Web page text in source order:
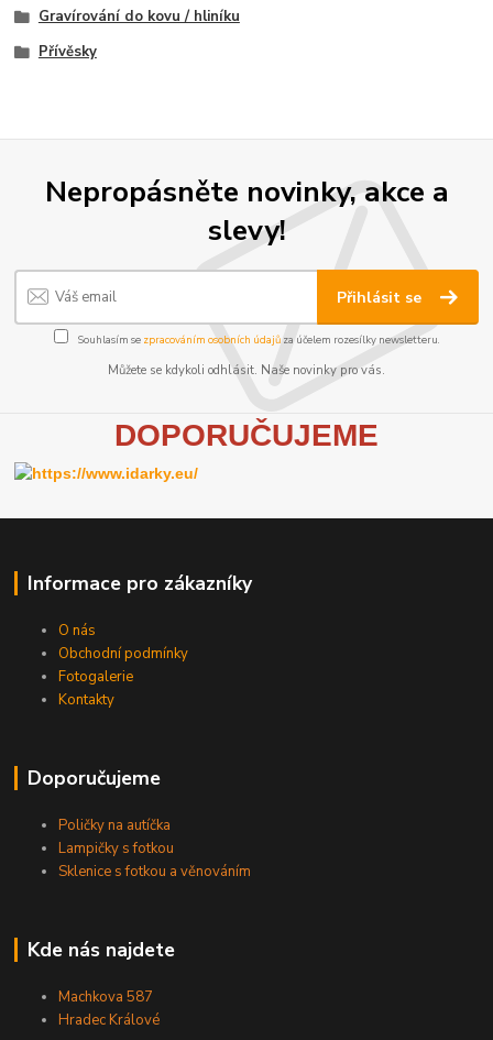
Gravírování do kovu / hliníku
Přívěsky
Nepropásněte novinky, akce a
slevy!
Přihlásit se
Souhlasím se zpracováním osobních údajůza účelem rozesílky newsletteru.
Můžete se kdykoli odhlásit. Naše novinky pro vás.
DOPORUČUJEME
Informace pro zákazníky
O nás
Obchodní podmínky
Fotogalerie
Kontakty
Doporučujeme
Poličky na autíčka
Lampičky s fotkou
Sklenice s fotkou a věnováním
Kde nás najdete
Machkova 587
Hradec Králové